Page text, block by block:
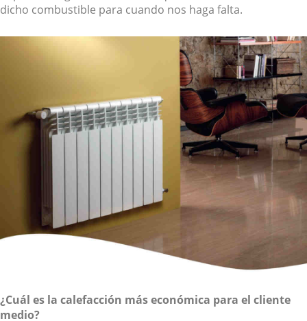
dicho combustible para cuando nos haga falta.
¿Cuál es la calefacción más económica para el cliente
medio?